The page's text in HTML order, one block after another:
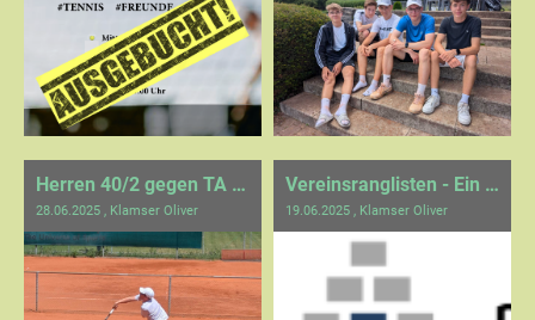
Herren 40/2 gegen TA TSV Hildrizhausen 1
28.06.2025 , Klamser Oliver
Vereinsranglisten - Ein voller Erfolg!
19.06.2025 , Klamser Oliver